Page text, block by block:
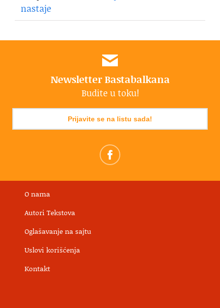
nastaje
Newsletter Bastabalkana
Budite u toku!
Prijavite se na listu sada!
O nama
Autori Tekstova
Oglašavanje na sajtu
Uslovi korišćenja
Kontakt